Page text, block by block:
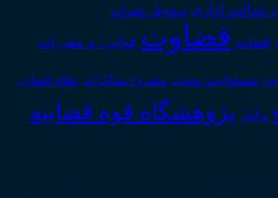
عدالت اداری سقوط_تعهدات
قضات قضاوت قوانین_و_مقررات
مسئولیت_مدنی مشروح مذاکرات نظام قضایی
وکیل پژوهشگاه قوه قضاییه